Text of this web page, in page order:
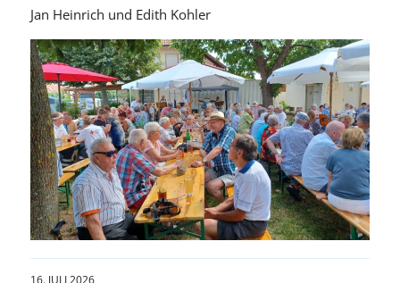
Jan Heinrich und Edith Kohler
16. JULI 2026